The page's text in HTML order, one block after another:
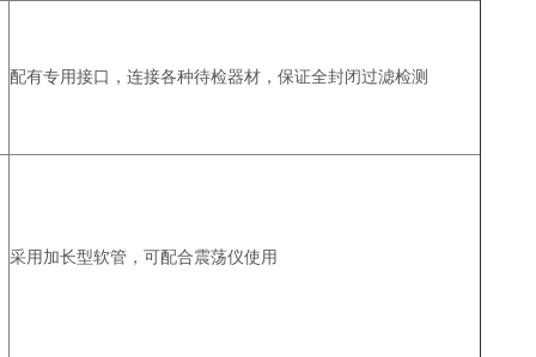
配有专用接口，连接各种待检器材，保证全封闭过滤检测
采用加长型软管，可配合震荡仪使用